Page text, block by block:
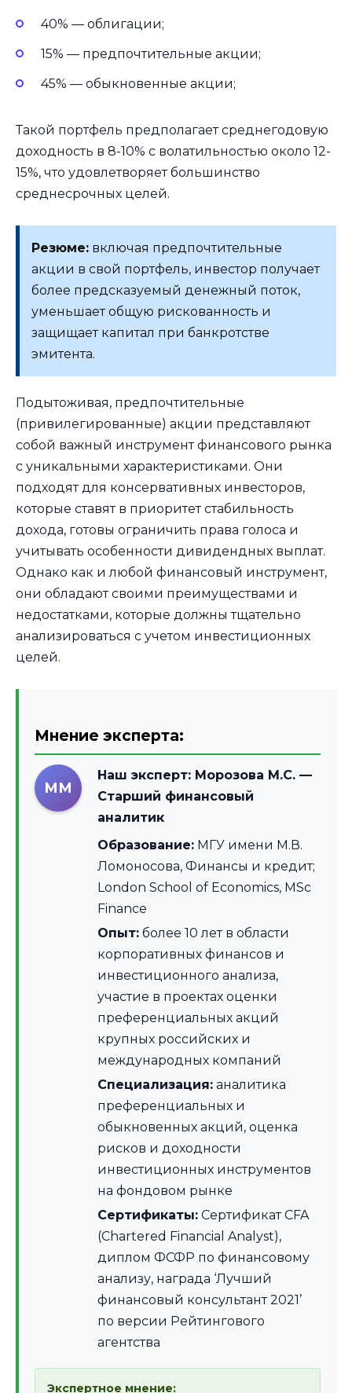
40% — облигации;
15% — предпочтительные акции;
45% — обыкновенные акции;
Такой портфель предполагает среднегодовую
доходность в 8-10% с волатильностью около 12-
15%, что удовлетворяет большинство
среднесрочных целей.
Резюме: включая предпочтительные
акции в свой портфель, инвестор получает
более предсказуемый денежный поток,
уменьшает общую рискованность и
защищает капитал при банкротстве
эмитента.
Подытоживая, предпочтительные
(привилегированные) акции представляют
собой важный инструмент финансового рынка
с уникальными характеристиками. Они
подходят для консервативных инвесторов,
которые ставят в приоритет стабильность
дохода, готовы ограничить права голоса и
учитывать особенности дивидендных выплат.
Однако как и любой финансовый инструмент,
они обладают своими преимуществами и
недостатками, которые должны тщательно
анализироваться с учетом инвестиционных
целей.
Мнение эксперта:
ММ
Наш эксперт: Морозова М.С. —
Старший финансовый
аналитик
Образование: МГУ имени М.В.
Ломоносова, Финансы и кредит;
London School of Economics, MSc
Finance
Опыт: более 10 лет в области
корпоративных финансов и
инвестиционного анализа,
участие в проектах оценки
преференциальных акций
крупных российских и
международных компаний
Специализация: аналитика
преференциальных и
обыкновенных акций, оценка
рисков и доходности
инвестиционных инструментов
на фондовом рынке
Сертификаты: Сертификат CFA
(Chartered Financial Analyst),
диплом ФСФР по финансовому
анализу, награда ‘Лучший
финансовый консультант 2021’
по версии Рейтингового
агентства
Экспертное мнение: